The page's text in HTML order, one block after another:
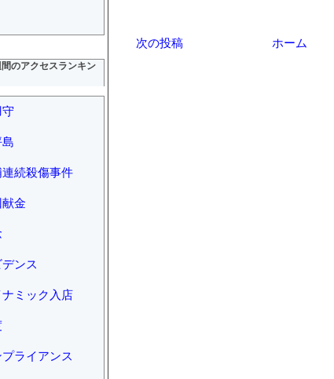
次の投稿 ホーム
のアクセスランキン
連続殺傷事件
金
ンス
ナミック入店
プライアンス